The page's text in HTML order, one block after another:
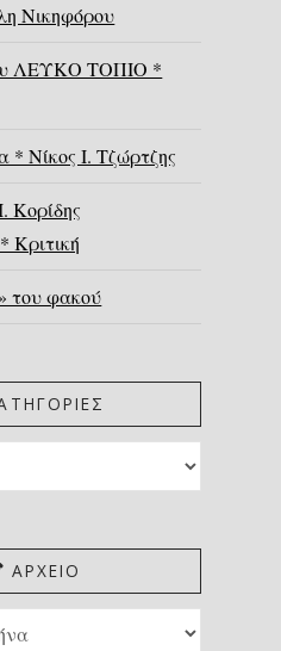
Νικηφόρου
ΛΕΥΚΟ ΤΟΠΙΟ *
* Νίκος Ι. Τζώρτζης
Κορίδης
Κριτική
του φακού
ΑΡΧΕΙΟ